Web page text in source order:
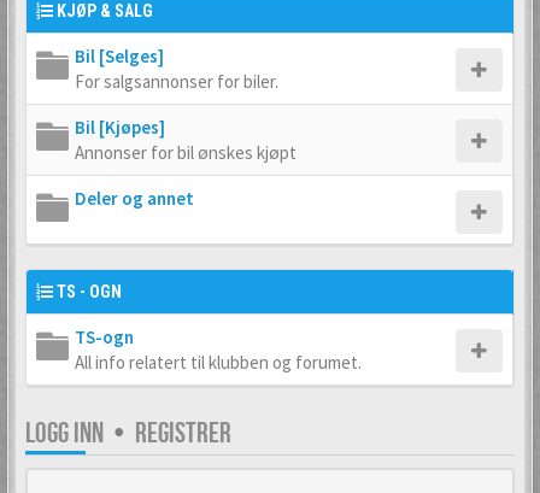
KJØP & SALG
Bil [Selges]
For salgsannonser for biler.
Bil [Kjøpes]
Annonser for bil ønskes kjøpt
Deler og annet
TS - OGN
TS-ogn
All info relatert til klubben og forumet.
LOGG INN • REGISTRER